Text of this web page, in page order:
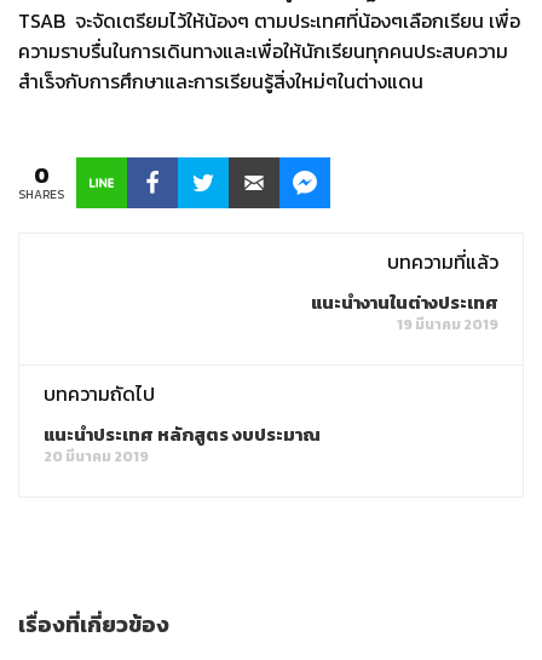
TSAB จะจัดเตรียมไว้ให้น้องๆ ตามประเทศที่น้องๆเลือกเรียน เพื่อ
ความราบรื่นในการเดินทางและเพื่อให้นักเรียนทุกคนประสบความ
สำเร็จกับการศึกษาและการเรียนรู้สิ่งใหม่ๆในต่างแดน
0
SHARES
บทความที่แล้ว
แนะนำงานในต่างประเทศ
19 มีนาคม 2019
บทความถัดไป
แนะนำประเทศ หลักสูตร งบประมาณ
20 มีนาคม 2019
เรื่องที่เกี่ยวข้อง